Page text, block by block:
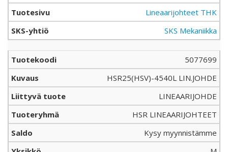
Lineaarijohteet THK
SKS Mekaniikka
5077699
HSR25(HSV)-4540L LIN.JOHDE
LINEAARIJOHDE
HSR LINEAARIJOHTEET
Kysy myynnistämme